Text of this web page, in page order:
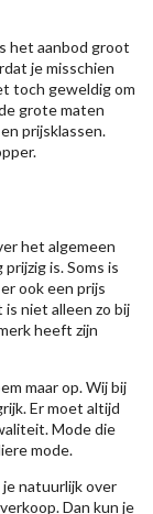
het aanbod groot
je misschien
toch geweldig om
grote maten
prijsklassen.
het algemeen
is. Soms is
ook een prijs
niet alleen zo bij
heeft zijn
maar op. Wij bij
Er moet altijd
Mode die
mode.
natuurlijk over
Dan kun je